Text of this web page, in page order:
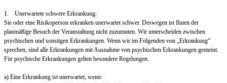
1. Unerwartete schwere Erkrankung:
Sie oder eine Risikoperson erkranken unerwartet schwer. Deswegen ist Ihnen der
planmäßige Besuch der Veranstaltung nicht zuzumuten. Wir unterscheiden zwischen
psychischen und sonstigen Erkrankungen. Wenn wir im Folgenden von „Erkrankung“
sprechen, sind alle Erkrankungen mit Ausnahme von psychischen Erkrankungen gemeint.
Für psychische Erkrankungen gelten besondere Regelungen.
a) Eine Erkrankung ist unerwartet, wenn: